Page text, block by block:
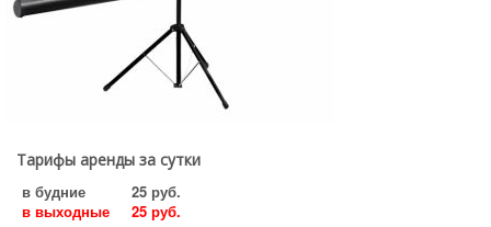
Тарифы аренды за сутки
в будние
25 руб.
в выходные
25 руб.